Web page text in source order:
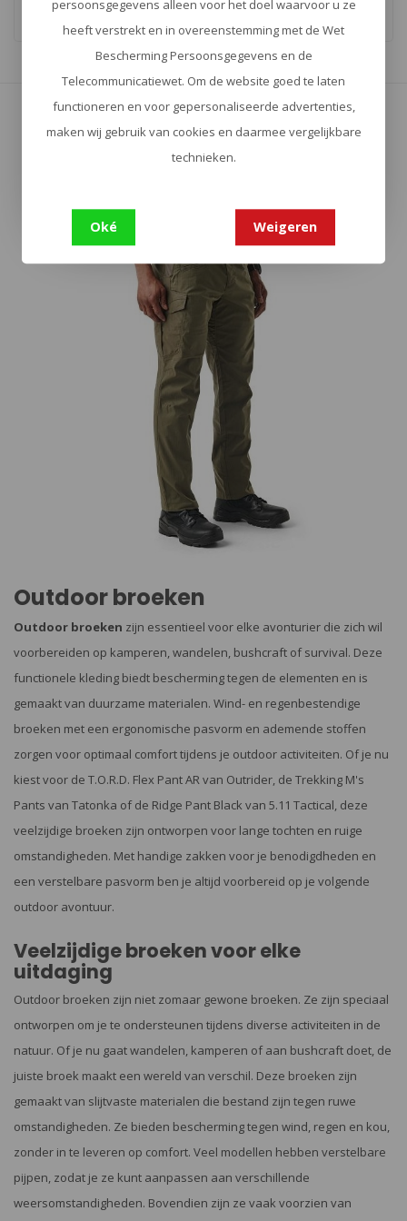
Toon 1-16van 46
Toon meer
Outdoor broeken
Outdoor broeken zijn essentieel voor elke avonturier die zich wil
voorbereiden op kamperen, wandelen, bushcraft of survival. Deze
functionele kleding biedt bescherming tegen de elementen en is
gemaakt van duurzame materialen. Wind- en regenbestendige
broeken met een ergonomische pasvorm en ademende stoffen
zorgen voor optimaal comfort tijdens je outdoor activiteiten. Of je nu
kiest voor de T.O.R.D. Flex Pant AR van Outrider, de Trekking M's
Pants van Tatonka of de Ridge Pant Black van 5.11 Tactical, deze
veelzijdige broeken zijn ontworpen voor lange tochten en ruige
omstandigheden. Met handige zakken voor je benodigdheden en
een verstelbare pasvorm ben je altijd voorbereid op je volgende
outdoor avontuur.
Veelzijdige broeken voor elke
uitdaging
Outdoor broeken zijn niet zomaar gewone broeken. Ze zijn speciaal
ontworpen om je te ondersteunen tijdens diverse activiteiten in de
natuur. Of je nu gaat wandelen, kamperen of aan bushcraft doet, de
juiste broek maakt een wereld van verschil. Deze broeken zijn
gemaakt van slijtvaste materialen die bestand zijn tegen ruwe
omstandigheden. Ze bieden bescherming tegen wind, regen en kou,
zonder in te leveren op comfort. Veel modellen hebben verstelbare
pijpen, zodat je ze kunt aanpassen aan verschillende
weersomstandigheden. Bovendien zijn ze vaak voorzien van
persoonsgegevens alleen voor het doel waarvoor u ze
heeft verstrekt en in overeenstemming met de Wet
Bescherming Persoonsgegevens en de
Telecommunicatiewet. Om de website goed te laten
functioneren en voor gepersonaliseerde advertenties,
maken wij gebruik van cookies en daarmee vergelijkbare
technieken.
Oké Weigeren